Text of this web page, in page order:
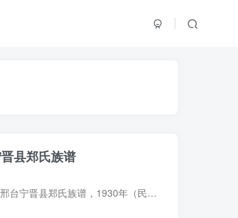
县郑氏族谱
族谱简介 河北邢台宁晋县郑氏族谱，1930年（民国19年）郑凌霄等纂修，8册。谱称明初燕王靖难，宁晋境内逃亡一空，成祖即位，遂由山西洪洞县迁民实地，宁晋之有郑氏自此始。始祖名字、生卒、配氏...